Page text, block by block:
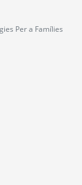
Per a Famílies